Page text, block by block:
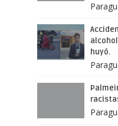
huyó.